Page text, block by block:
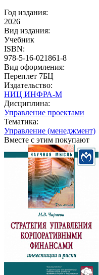
Год издания:
2026
Вид издания:
Учебник
ISBN:
978-5-16-021861-8
Вид оформления:
Переплет 7БЦ
Издательство:
НИЦ ИНФРА-М
Дисциплина:
Управление проектами
Тематика:
Управление (менеджмент)
Вместе с этим покупают